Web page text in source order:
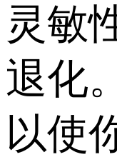
灵敏
退化
以使